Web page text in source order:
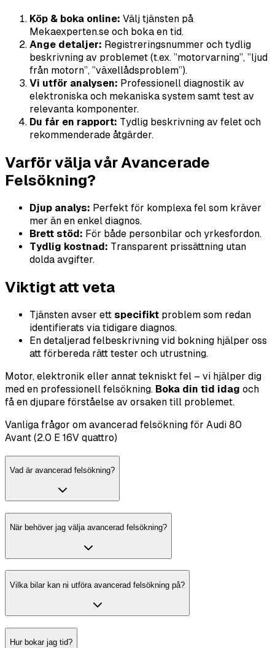
Köp & boka online: Välj tjänsten på
Mekaexperten.se och boka en tid.
Ange detaljer: Registreringsnummer och tydlig
beskrivning av problemet (t.ex. ”motorvarning”, ”ljud
från motorn”, ”växellådsproblem”).
Vi utför analysen: Professionell diagnostik av
elektroniska och mekaniska system samt test av
relevanta komponenter.
Du får en rapport: Tydlig beskrivning av felet och
rekommenderade åtgärder.
Varför välja vår Avancerade
Felsökning?
Djup analys: Perfekt för komplexa fel som kräver
mer än en enkel diagnos.
Brett stöd: För både personbilar och yrkesfordon.
Tydlig kostnad: Transparent prissättning utan
dolda avgifter.
Viktigt att veta
Tjänsten avser ett specifikt problem som redan
identifierats via tidigare diagnos.
En detaljerad felbeskrivning vid bokning hjälper oss
att förbereda rätt tester och utrustning.
Motor, elektronik eller annat tekniskt fel – vi hjälper dig
med en professionell felsökning. Boka din tid idag och
få en djupare förståelse av orsaken till problemet.
Vanliga frågor om avancerad felsökning för Audi 80
Avant (2.0 E 16V quattro)
Vad är avancerad felsökning?
När behöver jag välja avancerad felsökning?
Vilka bilar kan ni utföra avancerad felsökning på?
Hur bokar jag tid?